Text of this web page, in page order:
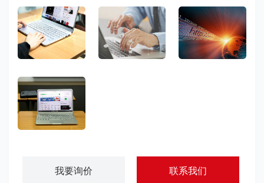
我要询价 联系我们